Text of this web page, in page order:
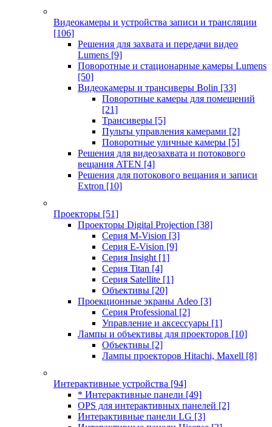
Видеокамеры и устройства записи и трансляции
[106]
Решения для захвата и передачи видео
Lumens [9]
Поворотные и стационарные камеры Lumens
[50]
Видеокамеры и трансиверы Bolin [33]
Поворотные камеры для помещений
[21]
Трансиверы [5]
Пульты управления камерами [2]
Поворотные уличные камеры [5]
Решения для видеозахвата и потокового
вещания ATEN [4]
Решения для потокового вещания и записи
Extron [10]
Проекторы [51]
Проекторы Digital Projection [38]
Серия M-Vision [3]
Серия E-Vision [9]
Серия Insight [1]
Серия Titan [4]
Серия Satellite [1]
Объективы [20]
Проекционные экраны Adeo [3]
Серия Professional [2]
Управление и аксессуары [1]
Лампы и объективы для проекторов [10]
Объективы [2]
Лампы проекторов Hitachi, Maxell [8]
Интерактивные устройства [94]
* Интерактивные панели [49]
OPS для интерактивных панелей [2]
Интерактивные панели LG [3]